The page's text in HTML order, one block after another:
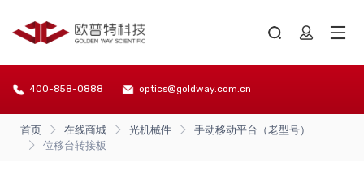
400-858-0888 optics@goldway.com.cn
首页 在线商城 光机械件
手动移动平台（老型号）
位移台转接板